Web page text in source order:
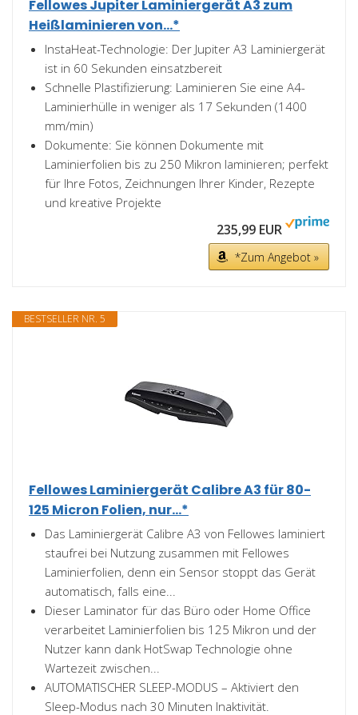
Fellowes Jupiter Laminiergerät A3 zum
Heißlaminieren von...*
InstaHeat-Technologie: Der Jupiter A3 Laminiergerät
ist in 60 Sekunden einsatzbereit
Schnelle Plastifizierung: Laminieren Sie eine A4-
Laminierhülle in weniger als 17 Sekunden (1400
mm/min)
Dokumente: Sie können Dokumente mit
Laminierfolien bis zu 250 Mikron laminieren; perfekt
für Ihre Fotos, Zeichnungen Ihrer Kinder, Rezepte
und kreative Projekte
235,99 EUR
*Zum Angebot »
BESTSELLER NR. 5
Fellowes Laminiergerät Calibre A3 für 80-
125 Micron Folien, nur...*
Das Laminiergerät Calibre A3 von Fellowes laminiert
staufrei bei Nutzung zusammen mit Fellowes
Laminierfolien, denn ein Sensor stoppt das Gerät
automatisch, falls eine...
Dieser Laminator für das Büro oder Home Office
verarbeitet Laminierfolien bis 125 Mikron und der
Nutzer kann dank HotSwap Technologie ohne
Wartezeit zwischen...
AUTOMATISCHER SLEEP-MODUS – Aktiviert den
Sleep-Modus nach 30 Minuten Inaktivität.